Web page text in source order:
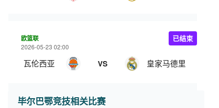
欧篮联
2026-05-23 02:00
瓦伦西亚 VS 皇家马德里
已结束
毕尔巴鄂竞技相关比赛